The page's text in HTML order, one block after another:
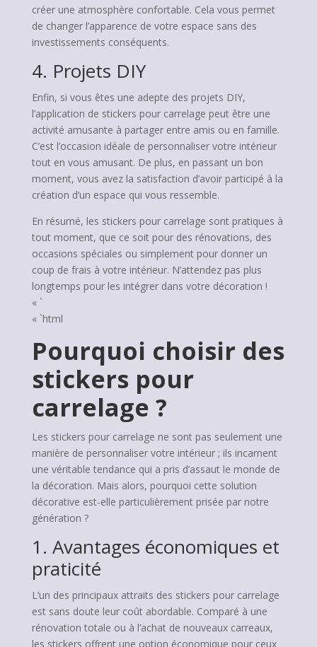
créer une atmosphère confortable. Cela vous permet
de changer l’apparence de votre espace sans des
investissements conséquents.
4. Projets DIY
Enfin, si vous êtes une adepte des projets DIY,
l’application de stickers pour carrelage peut être une
activité amusante à partager entre amis ou en famille.
C’est l’occasion idéale de personnaliser votre intérieur
tout en vous amusant. De plus, en passant un bon
moment, vous avez la satisfaction d’avoir participé à la
création d’un espace qui vous ressemble.
En résumé, les stickers pour carrelage sont pratiques à
tout moment, que ce soit pour des rénovations, des
occasions spéciales ou simplement pour donner un
coup de frais à votre intérieur. N’attendez pas plus
longtemps pour les intégrer dans votre décoration !
« `
« `html
Pourquoi choisir des
stickers pour
carrelage ?
Les stickers pour carrelage ne sont pas seulement une
manière de personnaliser votre intérieur ; ils incarnent
une véritable tendance qui a pris d’assaut le monde de
la décoration. Mais alors, pourquoi cette solution
décorative est-elle particulièrement prisée par notre
génération ?
1. Avantages économiques et
praticité
L’un des principaux attraits des stickers pour carrelage
est sans doute leur coût abordable. Comparé à une
rénovation totale ou à l’achat de nouveaux carreaux,
les stickers offrent une option économique pour ceux